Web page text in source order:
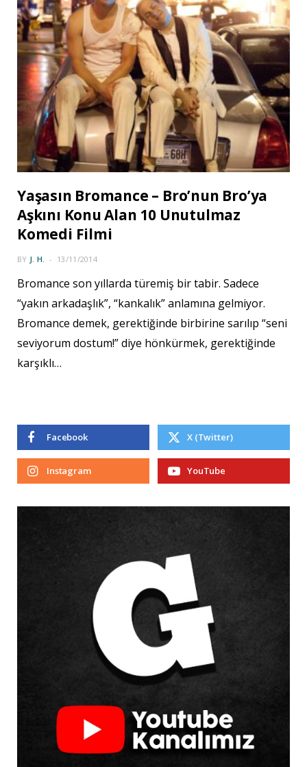
Yaşasın Bromance – Bro’nun Bro’ya
Aşkını Konu Alan 10 Unutulmaz
Komedi Filmi
BY J. H. 13/11/2014
Bromance son yıllarda türemiş bir tabir. Sadece
“yakın arkadaşlık”, “kankalık” anlamına gelmiyor.
Bromance demek, gerektiğinde birbirine sarılıp “seni
seviyorum dostum!” diye hönkürmek, gerektiğinde
karşıklı…
Facebook X (Twitter)
Instagram YouTube